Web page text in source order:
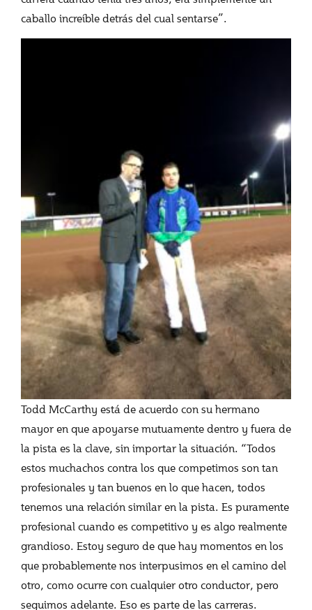
caballo increíble detrás del cual sentarse”.
Todd McCarthy está de acuerdo con su hermano
mayor en que apoyarse mutuamente dentro y fuera de
la pista es la clave, sin importar la situación. “Todos
estos muchachos contra los que competimos son tan
profesionales y tan buenos en lo que hacen, todos
tenemos una relación similar en la pista. Es puramente
profesional cuando es competitivo y es algo realmente
grandioso. Estoy seguro de que hay momentos en los
que probablemente nos interpusimos en el camino del
otro, como ocurre con cualquier otro conductor, pero
seguimos adelante. Eso es parte de las carreras.